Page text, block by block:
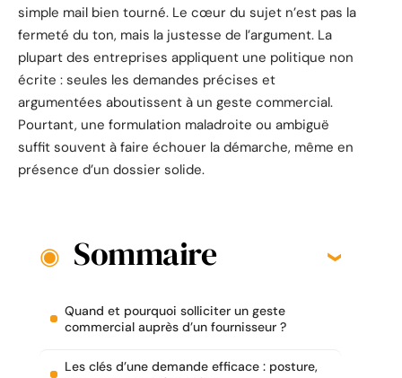
simple mail bien tourné. Le cœur du sujet n’est pas la
fermeté du ton, mais la justesse de l’argument. La
plupart des entreprises appliquent une politique non
écrite : seules les demandes précises et
argumentées aboutissent à un geste commercial.
Pourtant, une formulation maladroite ou ambiguë
suffit souvent à faire échouer la démarche, même en
présence d’un dossier solide.
Sommaire
Quand et pourquoi solliciter un geste
commercial auprès d’un fournisseur ?
Les clés d’une demande efficace : posture,